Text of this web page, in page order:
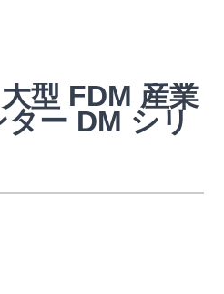
型 FDM 産業
ー DM シリ